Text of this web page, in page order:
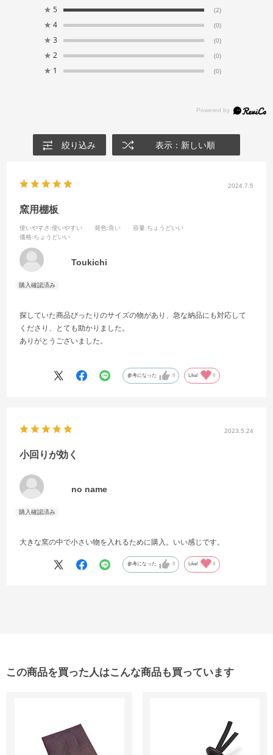
★ 5 (2)
★ 4 (0)
★ 3 (0)
★ 2 (0)
★ 1 (0)
絞り込み 表示：新しい順
2024.7.5
窯用棚板
使いやすさ :使いやすい 発色:良い 容量:ちょうどいい
価格:ちょうどいい
Toukichi
探していた商品ぴったりのサイズの物があり、急な納品にも対応して
くださり、とても助かりました。
ありがとうございました。
参考になった 0 Like! 0
2023.5.24
小回りが効く
no name
大きな窯の中で小さい物を入れるために購入。いい感じです。
参考になった 0 Like! 0
この商品を買った人はこんな商品も買っています